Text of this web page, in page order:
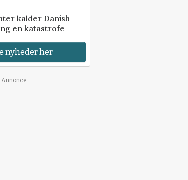
kalder Danish
en katastrofe
nyheder her
Annonce